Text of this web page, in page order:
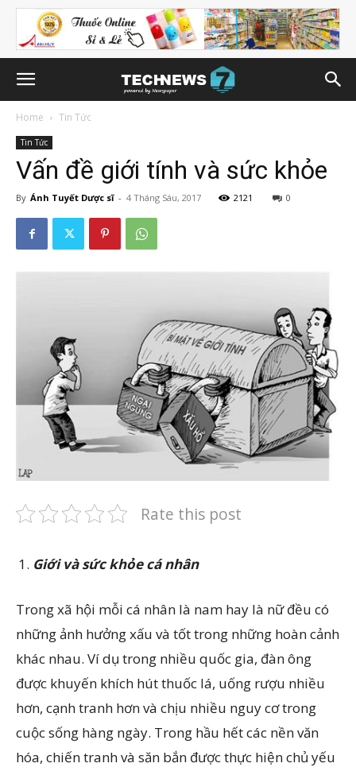
Home Tin Tức
Tin Tức
Vấn đề giới tính và sức khỏe
By Ánh Tuyết Dược sĩ - 4 Tháng Sáu, 2017 2121 0
Rate this post
Giới và sức khỏe cá nhân
Trong xã hội mỗi cá nhân là nam hay là nữ đều có
những ảnh hưởng xấu và tốt trong những hoàn cảnh
khác nhau. Ví dụ trong nhiều quốc gia, đàn ông
được khuyến khích hút thuốc lá, uống rượu nhiều
hơn, cạnh tranh hơn và chịu nhiều nguy cơ trong
cuộc sống hàng ngày. Trong hầu hết các nền văn
hóa, chiến tranh và săn bắn được thực hiện chủ yếu